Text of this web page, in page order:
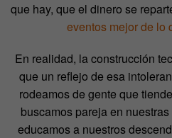
que hay, que el dinero se
eventos mejor de lo
En realidad, la construcción
que un reflejo de esa
rodeamos de gente que
buscamos pareja en
educamos a nuestros